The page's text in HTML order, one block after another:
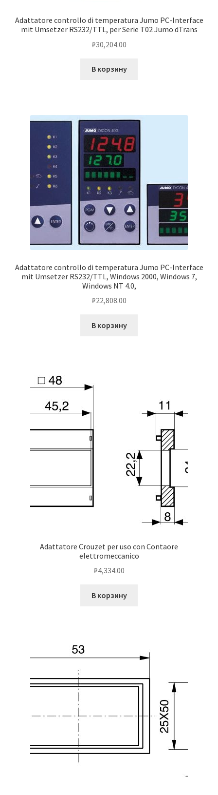
Монтаж систем ВРВ
Продажа кондиционеров
Проектирование систем вентиляции и
кондиционирования
Прокладка трасс для кондиционеров
Сервисное обслуживание кондиционеров
Средства для дезинфекции кондиционеров
Услуги альпинистов при установке и обслуживании
Чистка кондиционеров
Adattatore controllo di temperatura Jumo PC-Interface
mit Umsetzer RS232/TTL, per Serie T02 Jumo dTrans
₽30,204.00
В корзину
Adattatore controllo di temperatura Jumo PC-Interface
mit Umsetzer RS232/TTL, Windows 2000, Windows 7,
Windows NT 4.0,
₽22,808.00
В корзину
Adattatore Crouzet per uso con Contaore
elettromeccanico
₽4,334.00
В корзину